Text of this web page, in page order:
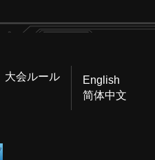
大会ルール
English
简体中文